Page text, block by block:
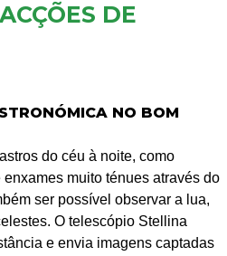
DE
NO BOM
do céu à noite, como
muito ténues através do
ser possível observar a lua,
O telescópio Stellina
e envia imagens captadas